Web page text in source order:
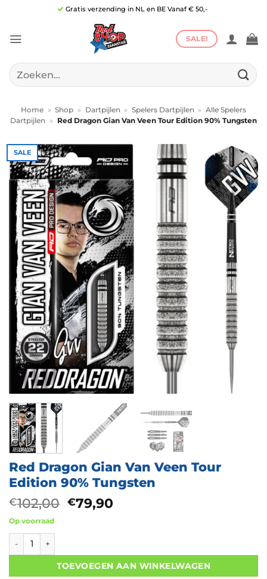
inhoud
Gratis verzending in NL en BE Vanaf € 50,-
SALE!
Zoeken
naar:
Home » Shop » Dartpijlen » Spelers Dartpijlen » Alle Spelers
Dartpijlen
» Red Dragon Gian Van Veen Tour Edition 90% Tungsten
SALE
Red Dragon Gian Van Veen Tour
Edition 90% Tungsten
€102,00 Oorspronkelijke
€79,90Huidige
Op voorraad
Red Dragon Gian Van Veen Tour Edition 90% Tungsten aantal
TOEVOEGEN AAN WINKELWAGEN